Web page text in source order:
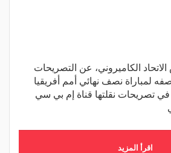
الكاميروني، عن التصريحات
لمباراة نصف نهائي أمم أفريقيا
في تصريحات نقلتها قناة إم بي سي
اقرأ المزيد